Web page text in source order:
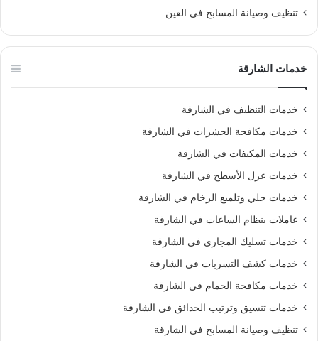
تنظيف وصيانة المسابح في العين
خدمات الشارقة
خدمات التنظيف في الشارقة
خدمات مكافحة الحشرات في الشارقة
خدمات المكيفات في الشارقة
خدمات عزل الأسطح في الشارقة
خدمات جلي وتلميع الرخام في الشارقة
عاملات بنظام الساعات في الشارقة
خدمات تسليك المجاري في الشارقة
خدمات كشف التسربات في الشارقة
خدمات مكافحة الحمام في الشارقة
خدمات تنسيق وترتيب الحدائق في الشارقة
تنظيف وصيانة المسابح في الشارقة